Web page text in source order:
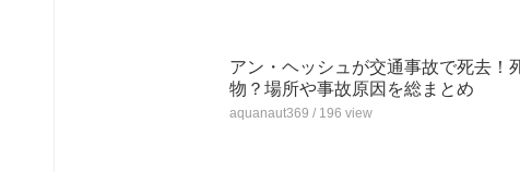
アン・ヘッシュが交通事故で死去！
物？場所や事故原因を総まとめ
aquanaut369 / 196 view